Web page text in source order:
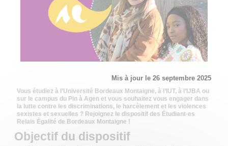
Mis à jour le 26 septembre 2025
Vous étudiez à l’Université Bordeaux Montaigne, à l’IUT, à l’IJBA ou
sur le campus du Pin à Agen et vous souhaitez vous engager dans
la lutte contre les discriminations, le harcèlement et les violences
sexistes et sexuelles ? Rejoignez le dispositif des Étudiant·es
Relais Égalité de Bordeaux Montaigne !
Objectif du dispositif